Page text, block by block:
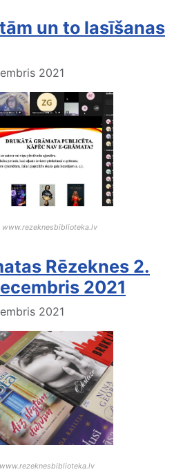
un to lasīšanas
2021
www.rezeknesbiblioteka.lv
Rēzeknes 2.
2021
2021